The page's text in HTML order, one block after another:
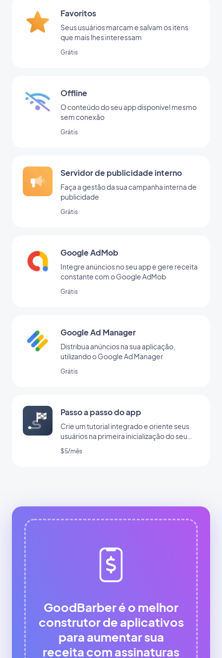
Favoritos
Seus usuários marcam e salvam os itens
que mais lhes interessam
Grátis
Offline
O conteúdo do seu app disponível mesmo
sem conexão
Grátis
Servidor de publicidade interno
Faça a gestão da sua campanha interna de
publicidade
Grátis
Google AdMob
Integre anúncios no seu app e gere receita
constante com o Google AdMob
Grátis
Google Ad Manager
Distribua anúncios na sua aplicação,
utilizando o Google Ad Manager
Grátis
Passo a passo do app
Crie um tutorial integrado e oriente seus
usuários na primeira inicialização do seu
app
$5/mês
GoodBarber é o melhor
construtor de aplicativos
para aumentar sua
receita com assinaturas